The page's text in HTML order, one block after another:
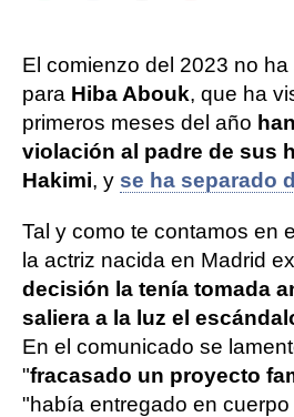
El comienzo del 2023 no
para Hiba Abouk, que ha
primeros meses del año
violación al padre de sus
Hakimi, y se ha separado
Tal y como te contamos en el
la actriz nacida en Madrid
decisión la tenía tomada
saliera a la luz el
En el comunicado se
"fracasado un proyecto
"había entregado en cuerpo